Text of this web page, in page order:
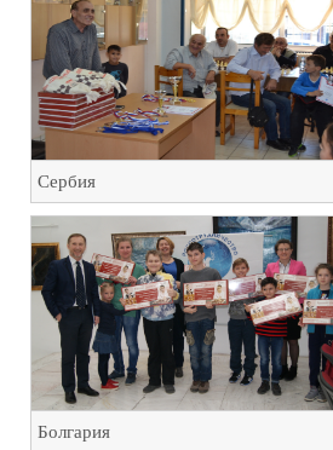
Сербия
Болгария